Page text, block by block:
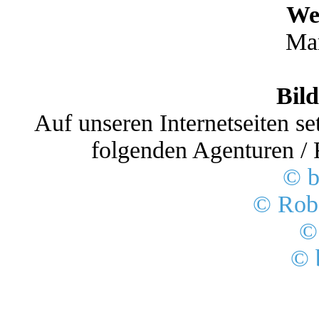
Auf unseren Internetseiten
folgenden Agenturen /
©
©
©
©